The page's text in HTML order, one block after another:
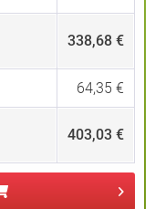
338,68 €
64,35 €
403,03 €